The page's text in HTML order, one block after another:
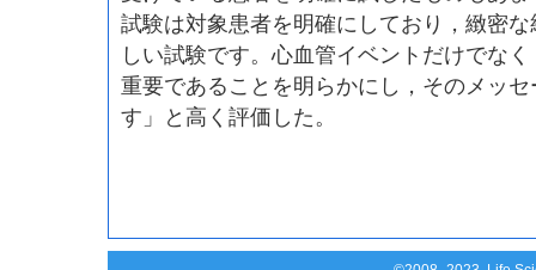
試験は対象患者を明確にしており，緻密
しい試験です。心血管イベントだけでな
重要であることを明らかにし，そのメッ
す」と高く評価した。